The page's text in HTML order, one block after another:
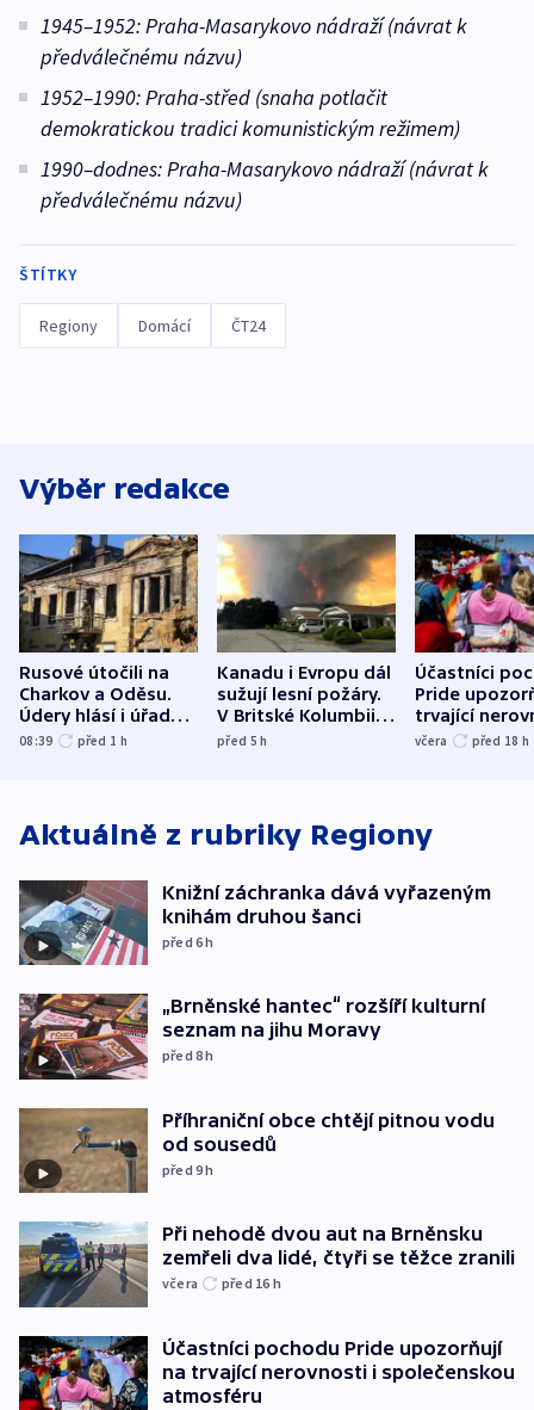
1945–1952: Praha-Masarykovo nádraží (návrat k
předválečnému názvu)
1952–1990: Praha-střed (snaha potlačit
demokratickou tradici komunistickým režimem)
1990–dodnes: Praha-Masarykovo nádraží (návrat k
předválečnému názvu)
ŠTÍTKY
Regiony Domácí ČT24
Výběr redakce
Rusové útočili na
Charkov a Oděsu.
Údery hlásí i úřady v
Bělgorodu
08:39 před 1 h
Kanadu i Evropu dál
sužují lesní požáry.
V Britské Kolumbii
evakuovali tisíce lidí
před 5h
Účastníci
Pride
trvající
včera před 18 h
Aktuálně z rubriky Regiony
Knižní záchranka dává vyřazeným
knihám druhou šanci
před 6h
„Brněnské hantec“ rozšíří kulturní
seznam na jihu Moravy
před 8h
Příhraniční obce chtějí pitnou vodu
od sousedů
před 9h
Při nehodě dvou aut na Brněnsku
zemřeli dva lidé, čtyři se těžce zranili
včera před 16 h
Účastníci pochodu Pride upozorňují
na trvající nerovnosti i společenskou
atmosféru